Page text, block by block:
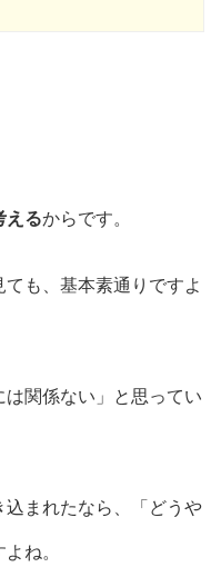
えるからです。
も、基本素通りですよ
関係ない」と思ってい
まれたなら、「どうや
ね。